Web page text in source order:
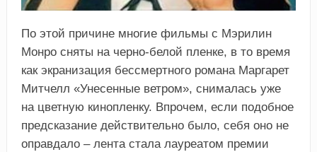
По этой причине многие фильмы с Мэрилин
Монро сняты на черно-белой пленке, в то время
как экранизация бессмертного романа Маргарет
Митчелл «Унесенные ветром», снималась уже
на цветную кинопленку. Впрочем, если подобное
предсказание действительно было, себя оно не
оправдало – лента стала лауреатом премии